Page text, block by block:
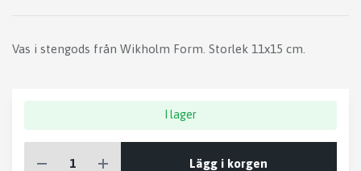
Vas i stengods från Wikholm Form. Storlek 11x15 cm.
I lager
Lägg i korgen